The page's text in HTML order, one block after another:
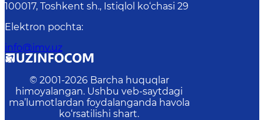
100017, Toshkent sh., Istiqlol ko‘chasi 29
Elektron pochta:
info@imv.uz
© 2001-2026 Barcha huquqlar
himoyalangan. Ushbu veb-saytdagi
ma’lumotlardan foydalanganda havola
ko‘rsatilishi shart.